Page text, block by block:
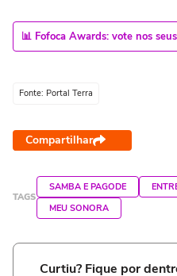
📊 Fofoca Awards: vote nos
Fonte: Portal Terra
Compartilhar
TAGS
SAMBA E PAGODE
MEU SONORA
Curtiu? Fique por